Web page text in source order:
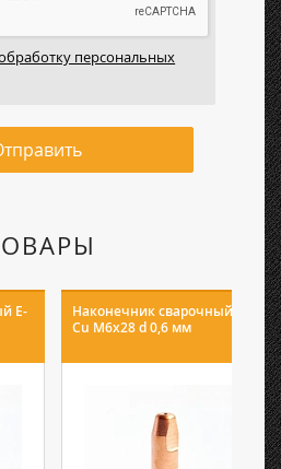
персональных
E-
Наконечник сварочный E-
Cu М6х28 d 0,6 мм